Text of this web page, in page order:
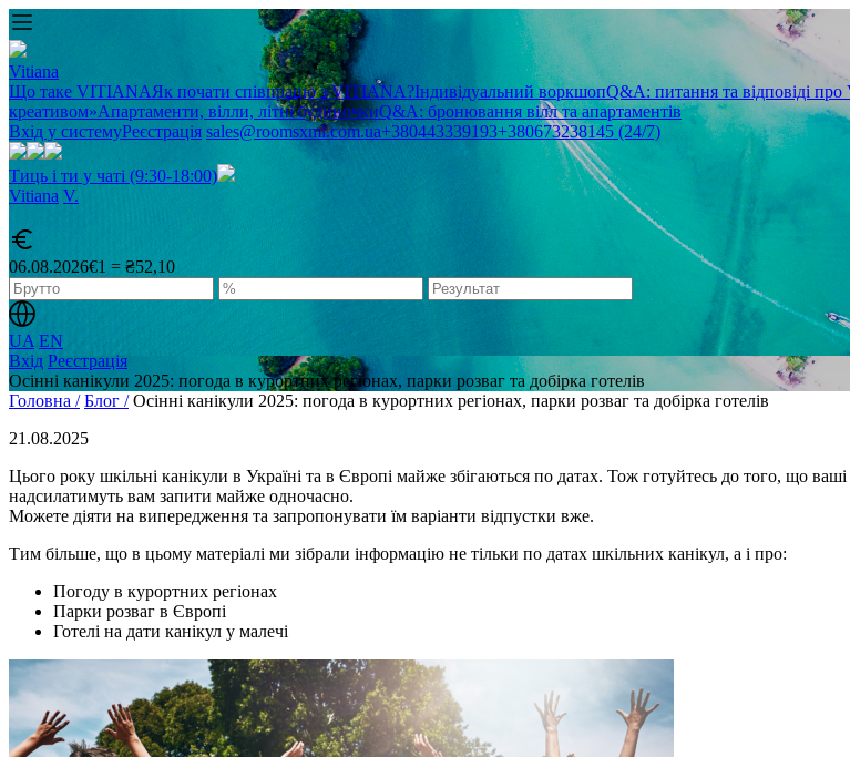
Vitiana
Що таке VITIANAЯк почати співпрацю з VITIANA?Індивідуальний воркшопQ&A: питання та відповіді
креативом»Апартаменти, вілли, літні будиночкиQ&A: бронювання вілл та апартаментів
Вхід у системуРеєстрація sales@roomsxml.com.ua+380443339193+380673238145 (24/7)
Тиць і ти у чаті (9:30-18:00)
Vitiana V.
06.08.2026€1 = ₴52,10
UA EN
Вхід Реєстрація
Осінні канікули 2025: погода в курортних регіонах, парки розваг та добірка готелів
Головна / Блог / Осінні канікули 2025: погода в курортних регіонах, парки розваг та добірка готелів
21.08.2025
Цього року шкільні канікули в Україні та в Європі майже збігаються по датах. Тож готуйтесь до того, що
надсилатимуть вам запити майже одночасно.
Можете діяти на випередження та запропонувати їм варіанти відпустки вже.
Тим більше, що в цьому матеріалі ми зібрали інформацію не тільки по датах шкільних канікул, а і про:
Погоду в курортних регіонах
Парки розваг в Європі
Готелі на дати канікул у малечі